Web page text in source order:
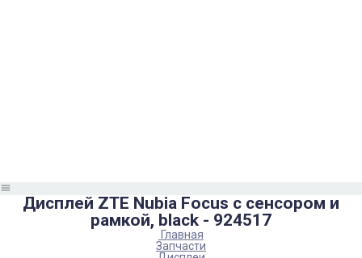
Дисплей ZTE Nubia Focus с сенсором и
рамкой, black - 924517
Главная
Запчасти